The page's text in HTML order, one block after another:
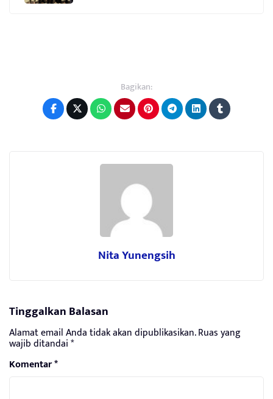
Bagikan:
Nita Yunengsih
Tinggalkan Balasan
Alamat email Anda tidak akan dipublikasikan.Ruas yang
wajib ditandai*
Komentar*